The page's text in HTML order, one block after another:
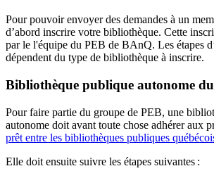
Pour pouvoir envoyer des demandes à un
d’abord inscrire votre bibliothèque. Cette
par le l'équipe du PEB de BAnQ. Les étapes
dépendent du type de bibliothèque à inscrire.
Bibliothèque publique autonome
Pour faire partie du groupe de PEB, une
autonome doit avant toute chose adhérer aux
prêt entre les bibliothèques publiques
Elle doit ensuite suivre les étapes suivantes :